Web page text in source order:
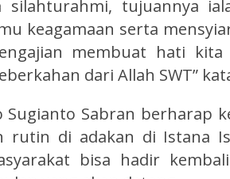
silahturahmi, tujuannya
keagamaan serta
membuat hati
dari Allah SWT”
Sugianto Sabran berharap
rutin di adakan di Istana
bisa hadir